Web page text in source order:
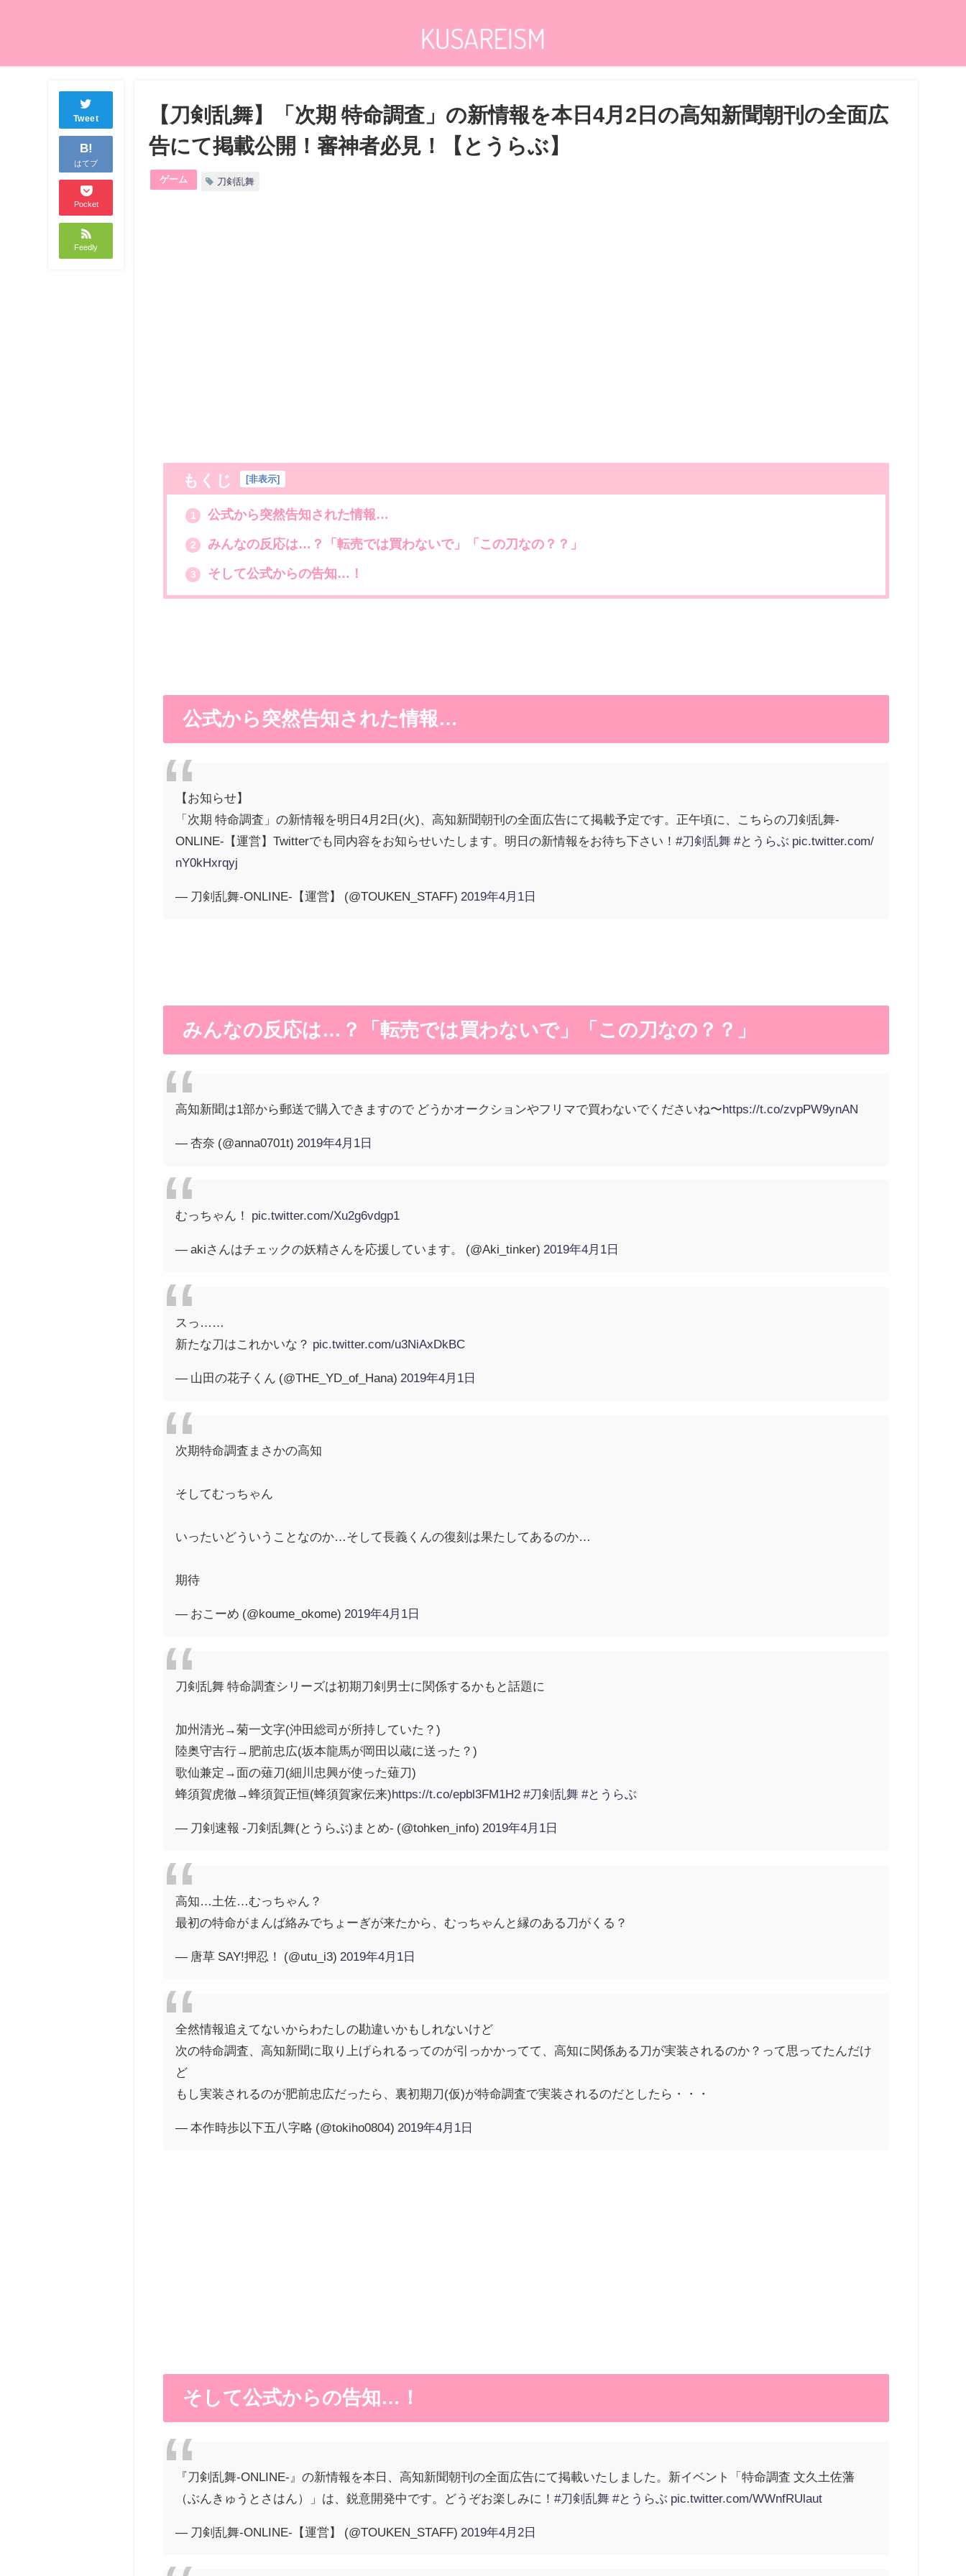
Tweet
B!
はてブ
Pocket
Feedly
【刀剣乱舞】「次期 特命調査」の新情報を本日4月2日の高知新聞朝刊の全面広
告にて掲載公開！審神者必見！【とうらぶ】
ゲーム 刀剣乱舞
もくじ [非表示]
1 公式から突然告知された情報…
2 みんなの反応は…？「転売では買わないで」「この刀なの？？」
3 そして公式からの告知…！
公式から突然告知された情報…
【お知らせ】
「次期 特命調査」の新情報を明日4月2日(火)、高知新聞朝刊の全面広告にて掲載予定です。正午頃に、こちらの刀剣乱舞-
ONLINE-【運営】Twitterでも同内容をお知らせいたします。明日の新情報をお待ち下さい！#刀剣乱舞 #とうらぶ pic.twitter.com/
nY0kHxrqyj
— 刀剣乱舞-ONLINE-【運営】 (@TOUKEN_STAFF) 2019年4月1日
みんなの反応は…？「転売では買わないで」「この刀なの？？」
高知新聞は1部から郵送で購入できますので どうかオークションやフリマで買わないでくださいね〜https://t.co/zvpPW9ynAN
— 杏奈 (@anna0701t) 2019年4月1日
むっちゃん！ pic.twitter.com/Xu2g6vdgp1
— akiさんはチェックの妖精さんを応援しています。 (@Aki_tinker) 2019年4月1日
スっ……
新たな刀はこれかいな？ pic.twitter.com/u3NiAxDkBC
— 山田の花子くん (@THE_YD_of_Hana) 2019年4月1日
次期特命調査まさかの高知
そしてむっちゃん
いったいどういうことなのか…そして長義くんの復刻は果たしてあるのか…
期待
— おこーめ (@koume_okome) 2019年4月1日
刀剣乱舞 特命調査シリーズは初期刀剣男士に関係するかもと話題に
加州清光→菊一文字(沖田総司が所持していた？)
陸奥守吉行→肥前忠広(坂本龍馬が岡田以蔵に送った？)
歌仙兼定→面の薙刀(細川忠興が使った薙刀)
蜂須賀虎徹→蜂須賀正恒(蜂須賀家伝来)https://t.co/epbl3FM1H2 #刀剣乱舞 #とうらぶ
— 刀剣速報 -刀剣乱舞(とうらぶ)まとめ- (@tohken_info) 2019年4月1日
高知…土佐…むっちゃん？
最初の特命がまんば絡みでちょーぎが来たから、むっちゃんと縁のある刀がくる？
— 唐草 SAY!押忍！ (@utu_i3) 2019年4月1日
全然情報追えてないからわたしの勘違いかもしれないけど
次の特命調査、高知新聞に取り上げられるってのが引っかかってて、高知に関係ある刀が実装されるのか？って思ってたんだけ
ど
もし実装されるのが肥前忠広だったら、裏初期刀(仮)が特命調査で実装されるのだとしたら・・・
— 本作時歩以下五八字略 (@tokiho0804) 2019年4月1日
そして公式からの告知…！
『刀剣乱舞-ONLINE-』の新情報を本日、高知新聞朝刊の全面広告にて掲載いたしました。新イベント「特命調査 文久土佐藩
（ぶんきゅうとさはん）」は、鋭意開発中です。どうぞお楽しみに！#刀剣乱舞 #とうらぶ pic.twitter.com/WWnfRUlaut
— 刀剣乱舞-ONLINE-【運営】 (@TOUKEN_STAFF) 2019年4月2日